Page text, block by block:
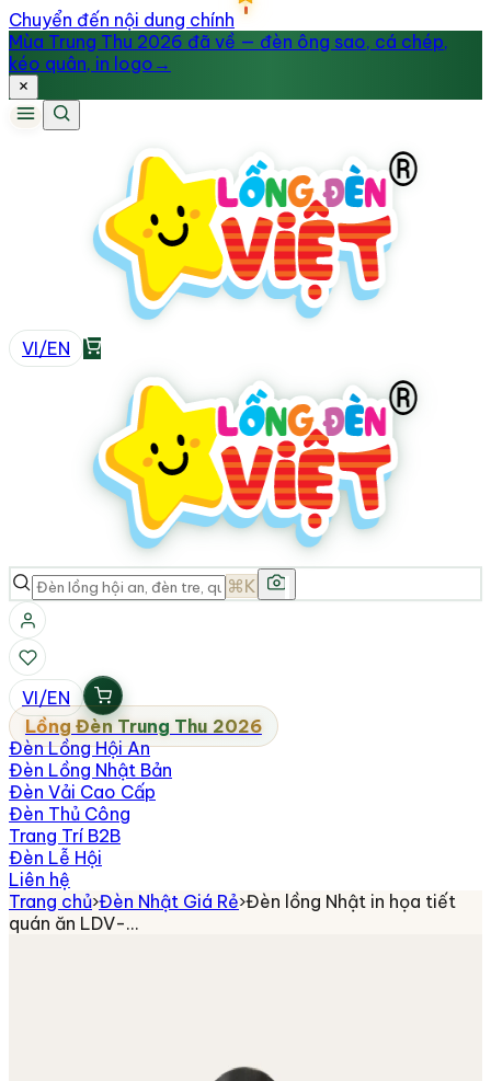
Chuyển đến nội dung chính
Mùa Trung Thu 2026 đã về — đèn ông sao, cá chép,
kéo quân, in logo →
VI/EN
⌘K
VI/EN
Lồng Đèn Trung Thu 2026
Đèn Lồng Hội An
Đèn Lồng Nhật Bản
Đèn Vải Cao Cấp
Đèn Thủ Công
Trang Trí B2B
Đèn Lễ Hội
Liên hệ
Trang chủ›Đèn Nhật Giá Rẻ›Đèn lồng Nhật in họa tiết
quán ăn LDV-…